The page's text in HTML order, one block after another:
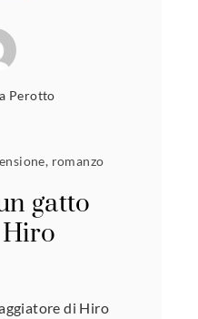
Perotto
, romanzo
gatto
di Hiro